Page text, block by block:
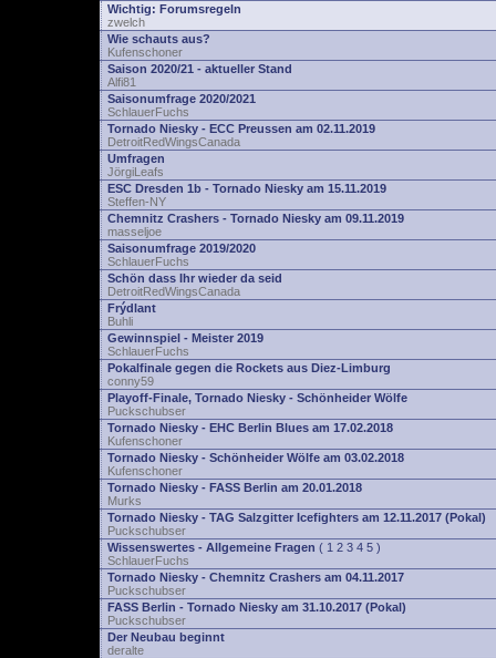
Wichtig: Forumsregeln
zwelch
Wie schauts aus?
Kufenschoner
Saison 2020/21 - aktueller Stand
Alfi81
Saisonumfrage 2020/2021
SchlauerFuchs
Tornado Niesky - ECC Preussen am 02.11.2019
DetroitRedWingsCanada
Umfragen
JörgiLeafs
ESC Dresden 1b - Tornado Niesky am 15.11.2019
Steffen-NY
Chemnitz Crashers - Tornado Niesky am 09.11.2019
masseljoe
Saisonumfrage 2019/2020
SchlauerFuchs
Schön dass Ihr wieder da seid
DetroitRedWingsCanada
Frýdlant
Buhli
Gewinnspiel - Meister 2019
SchlauerFuchs
Pokalfinale gegen die Rockets aus Diez-Limburg
conny59
Playoff-Finale, Tornado Niesky - Schönheider Wölfe
Puckschubser
Tornado Niesky - EHC Berlin Blues am 17.02.2018
Kufenschoner
Tornado Niesky - Schönheider Wölfe am 03.02.2018
Kufenschoner
Tornado Niesky - FASS Berlin am 20.01.2018
Murks
Tornado Niesky - TAG Salzgitter Icefighters am 12.11.2017 (Pokal)
Puckschubser
Wissenswertes - Allgemeine Fragen ( 1 2 3 4 5 )
SchlauerFuchs
Tornado Niesky - Chemnitz Crashers am 04.11.2017
Puckschubser
FASS Berlin - Tornado Niesky am 31.10.2017 (Pokal)
Puckschubser
Der Neubau beginnt
deralte